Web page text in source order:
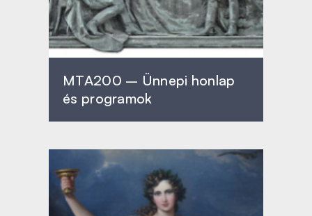
MTA200 – Ünnepi honlap
és programok